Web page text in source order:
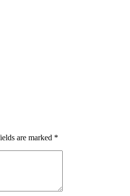
are marked *